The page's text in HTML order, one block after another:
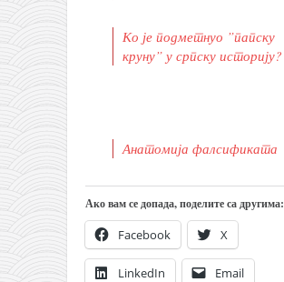
Ко је подметнуо ”папску
круну” у српску историју?
Анатомија фалсификата
Ако вам се допада, поделите са другима:
Facebook X
LinkedIn Email